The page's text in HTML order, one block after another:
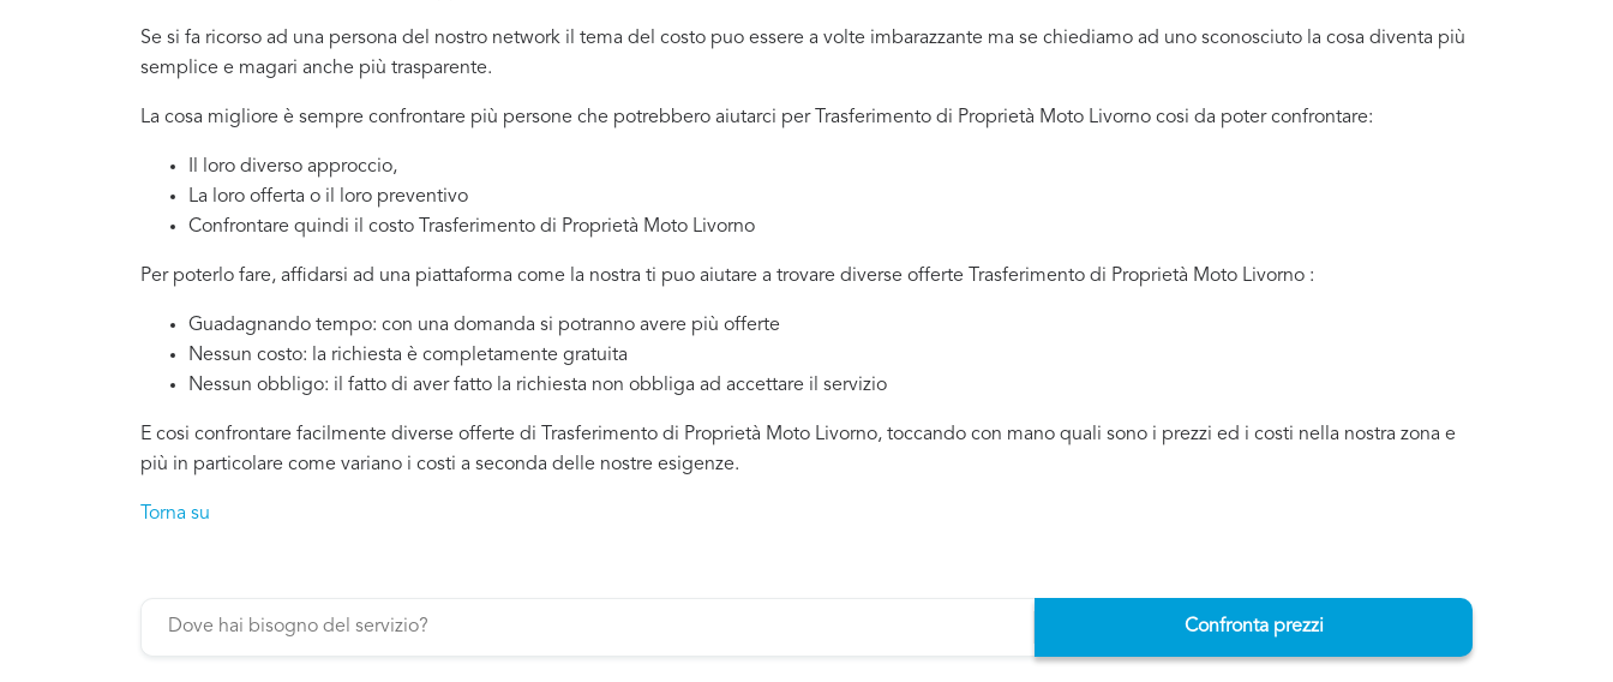
Se si fa ricorso ad una persona del nostro network il tema del costo puo essere a volte imbarazzante ma se chiediamo ad uno sconosciuto la cosa diventa più
semplice e magari anche più trasparente.
La cosa migliore è sempre confrontare più persone che potrebbero aiutarci per Trasferimento di Proprietà Moto Livorno cosi da poter confrontare:
Il loro diverso approccio,
La loro offerta o il loro preventivo
Confrontare quindi il costo Trasferimento di Proprietà Moto Livorno
Per poterlo fare, affidarsi ad una piattaforma come la nostra ti puo aiutare a trovare diverse offerte Trasferimento di Proprietà Moto Livorno :
Guadagnando tempo: con una domanda si potranno avere più offerte
Nessun costo: la richiesta è completamente gratuita
Nessun obbligo: il fatto di aver fatto la richiesta non obbliga ad accettare il servizio
E cosi confrontare facilmente diverse offerte di Trasferimento di Proprietà Moto Livorno, toccando con mano quali sono i prezzi ed i costi nella nostra zona e
più in particolare come variano i costi a seconda delle nostre esigenze.
Torna su
Confronta prezzi